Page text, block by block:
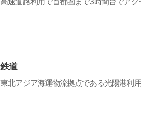
鉄道
東北アジア海運物流拠点である光陽港利